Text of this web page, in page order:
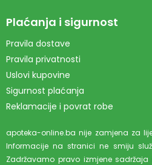
Plaćanja i sigurnost
Pravila dostave
Pravila privatnosti
Uslovi kupovine
Sigurnost plaćanja
Reklamacije i povrat robe
apoteka-online.ba nije zamjena za
Informacije na stranici ne smiju
Zadržavamo pravo izmjene